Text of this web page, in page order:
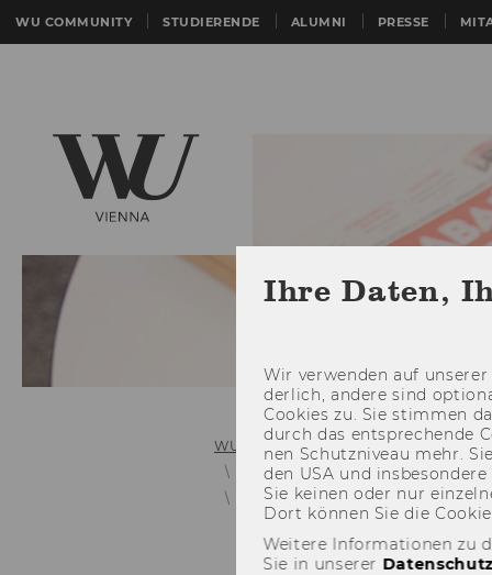
WU COMMUNITY STUDIERENDE ALUMNI PRESSE
WU (Wirtschaftsuniversität Wien)
Links zu älteren
Mitteilungsblatt vom 18. August
Ihre Daten,
Wir ver­wen­den auf
der­lich, an­de­re sind
Coo­kies zu. Sie stim­men
durch das ent­spre­chen­de
nen Schutz­ni­veau mehr.
den USA und
Sie kei­nen oder nur
Dort kön­nen Sie die
Weitere Informationen zu
Sie in unserer